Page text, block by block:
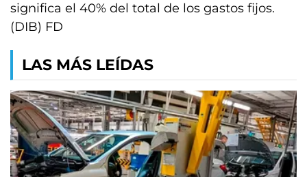
significa el 40% del total de los gastos fijos.
(DIB) FD
LAS MÁS LEÍDAS